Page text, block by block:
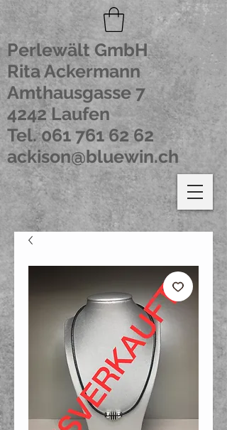
Perlewält GmbH
Rita Ackermann
Amthausgasse 7
4242 Laufen
Tel.061 761 62 62
ackison@bluewin.ch